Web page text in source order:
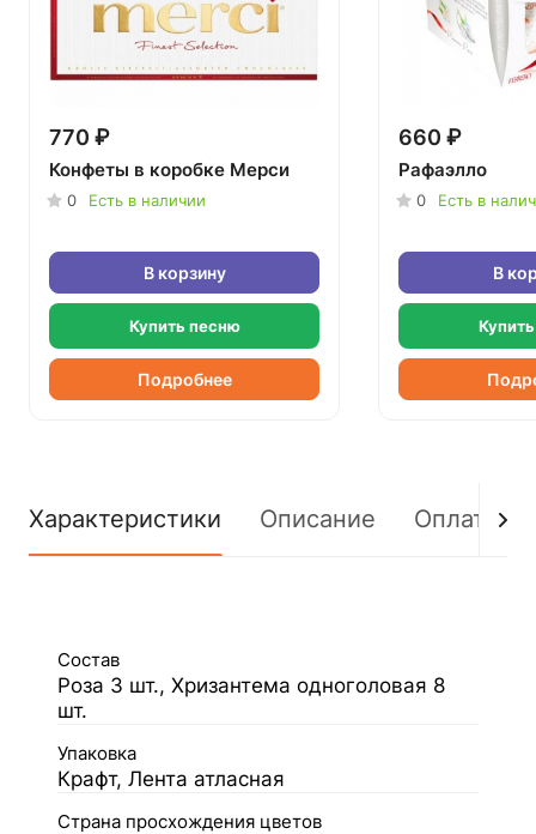
770 ₽
Конфеты в коробке Мерси
0 Есть в наличии
В корзину
Купить песню
Подробнее
660 ₽
Рафаэлло
0 Есть в
В
Характеристики Описание Оплата
Состав
Роза 3 шт., Хризантема одноголовая 8
шт.
Упаковка
Крафт, Лента атласная
Страна просхождения цветов